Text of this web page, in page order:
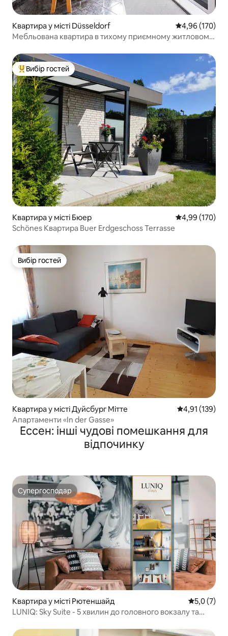
Квартира у місті Düsseldorf Середня
4,96 (170)
Мебльована квартира в тихому приємному житловому
Топ вибір гостей
Вибір гостей
Квартира у місті Бюер Середня
4,99 (170)
Schönes Квартира Buer Erdgeschoss Terrasse
Вибір гостей
Вибір гостей
Квартира у місті Дуйсбург Мітте Середня
4,91 (139)
Апартаменти «In der Gasse»
Ессен: інші чудові помешкання для
відпочинку
Супергосподар
Супергосподар
Квартира у місті Рютеншайд Середня
5,0 (7)
LUNIQ: Sky Suite - 5 хвилин до головного вокзалу та